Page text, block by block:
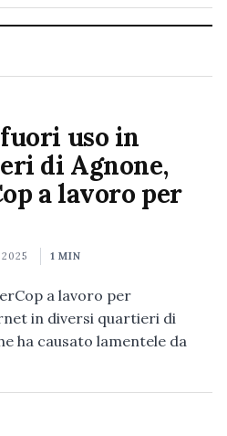
uso in
di Agnone,
a lavoro per
1 MIN
a lavoro per
in diversi quartieri di
ha causato lamentele da